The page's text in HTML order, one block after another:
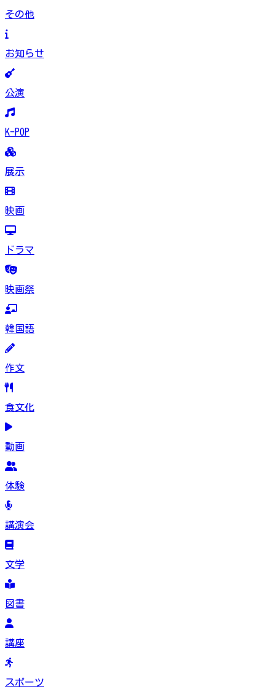
その他
お知らせ
公演
K-POP
展示
映画
ドラマ
映画祭
韓国語
作文
食文化
動画
体験
講演会
文学
図書
講座
スポーツ